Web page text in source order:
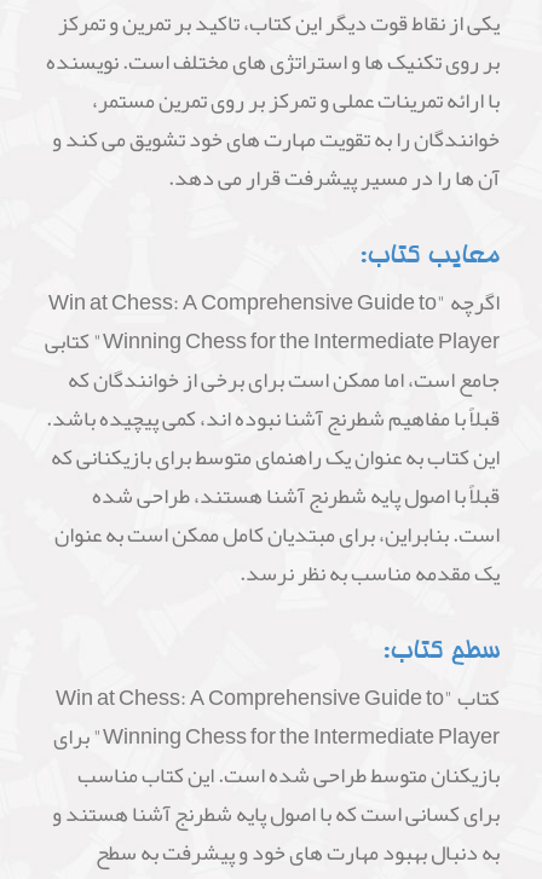
یکی از نقاط قوت دیگر این کتاب، تاکید بر تمرین و تمرکز
بر روی تکنیک ها و استراتژی های مختلف است. نویسنده
با ارائه تمرینات عملی و تمرکز بر روی تمرین مستمر،
خوانندگان را به تقویت مهارت های خود تشویق می کند و
آن ها را در مسیر پیشرفت قرار می دهد.
معایب کتاب:
اگرچه "Win at Chess: A Comprehensive Guide to
Winning Chess for the Intermediate Player" کتابی
جامع است، اما ممکن است برای برخی از خوانندگان که
قبلاً با مفاهیم شطرنج آشنا نبوده اند، کمی پیچیده باشد.
این کتاب به عنوان یک راهنمای متوسط برای بازیکنانی که
قبلاً با اصول پایه شطرنج آشنا هستند، طراحی شده
است. بنابراین، برای مبتدیان کامل ممکن است به عنوان
یک مقدمه مناسب به نظر نرسد.
سطح کتاب:
کتاب "Win at Chess: A Comprehensive Guide to
Winning Chess for the Intermediate Player" برای
بازیکنان متوسط طراحی شده است. این کتاب مناسب
برای کسانی است که با اصول پایه شطرنج آشنا هستند و
به دنبال بهبود مهارت های خود و پیشرفت به سطح